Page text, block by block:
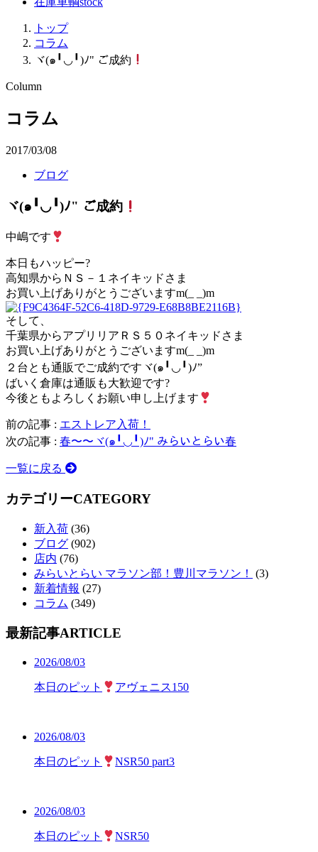
トップ
コラム
ヾ(๑╹◡╹)ﾉ" ご成約
Column
コラム
2017/03/08
ブログ
ヾ(๑╹◡╹)ﾉ" ご成約
中嶋です
本日もハッピー?
高知県からＮＳ－１ネイキッドさま
お買い上げありがとうございますm(_ _)m
そして、
千葉県からアプリリアＲＳ５０ネイキッドさま
お買い上げありがとうございますm(_ _)m
２台とも通販でご成約ですヾ(๑╹◡╹)ﾉ”
ばいく倉庫は通販も大歓迎です?
今後ともよろしくお願い申し上げます
前の記事 : エストレア入荷！
次の記事 : 春〜〜ヾ(๑╹◡╹)ﾉ" みらいとらい春
一覧に戻る
カテゴリーCATEGORY
新入荷 (36)
ブログ (902)
店内 (76)
みらいとらい マラソン部！豊川マラソン！
(3)
新着情報 (27)
コラム (349)
最新記事ARTICLE
2026/08/03
本日のピット アヴェニス150
2026/08/03
本日のピット NSR50 part3
2026/08/03
本日のピット NSR50